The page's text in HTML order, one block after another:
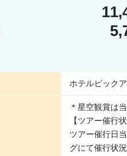
ホテルピック
＊星空観賞は
【ツアー催行
ツアー催行日
グにて催行状